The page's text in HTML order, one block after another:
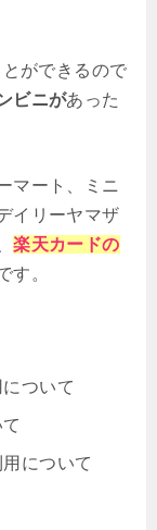
ができるので
ビニがあった
マート、ミニ
イリーヤマザ
楽天カードの
す。
ついて
について